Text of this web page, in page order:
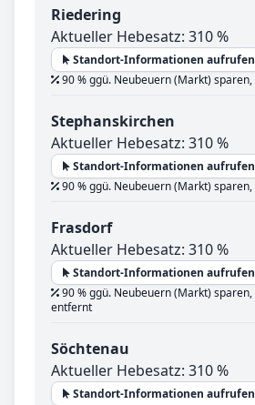
Riedering
Aktueller Hebesatz: 310 %
Standort-Informationen aufrufen
90 % ggü. Neubeuern (Markt) sparen,
Stephanskirchen
Aktueller Hebesatz: 310 %
Standort-Informationen aufrufen
90 % ggü. Neubeuern (Markt) sparen,
Frasdorf
Aktueller Hebesatz: 310 %
Standort-Informationen aufrufen
90 % ggü. Neubeuern (Markt) sparen,
entfernt
Söchtenau
Aktueller Hebesatz: 310 %
Standort-Informationen aufrufen